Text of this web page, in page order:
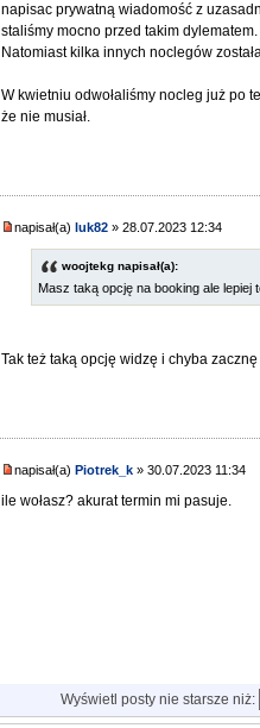
napisac prywatną wiadomość z
staliśmy mocno przed takim
Natomiast kilka innych noclegów
W kwietniu odwołaliśmy nocleg już po
że nie musiał.
napisał(a) luk82 » 28.07.2023 12:34
woojtekg napisał(a):
Masz taką opcję na booking ale lepiej
Tak też taką opcję widzę i chyba
napisał(a)Piotrek_k » 30.07.2023 11:34
ile wołasz? akurat termin mi pasuje.
Wyświetl posty nie starsze niż: